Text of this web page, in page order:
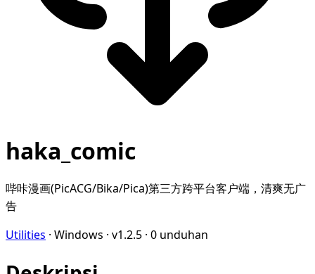
haka_comic
哔咔漫画(PicACG/Bika/Pica)第三方跨平台客户端，清爽无广
告
Utilities · Windows · v1.2.5 · 0 unduhan